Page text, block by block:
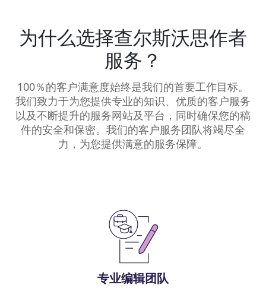
为什么选择查尔斯沃思作者
服务？
100％的客户满意度始终是我们的首要工作目标。
我们致力于为您提供专业的知识、优质的客户服务
以及不断提升的服务网站及平台，同时确保您的稿
件的安全和保密。我们的客户服务团队将竭尽全
力，为您提供满意的服务保障。
专业编辑团队